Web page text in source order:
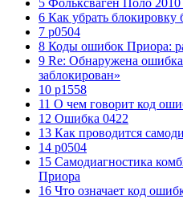
6 Как убрать блокировку
7 р0504
8 Коды ошибок Приора:
9 Re: Обнаружена
заблокирован»
10 p1558
11 О чем говорит код
12 Ошибка 0422
13 Как проводится
14 р0504
15 Самодиагностика
Приора
16 Что означает код